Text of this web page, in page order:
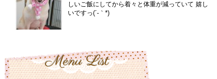
しいご飯にしてから着々と体重が減っていて 嬉し
いですっ(´-｀*)